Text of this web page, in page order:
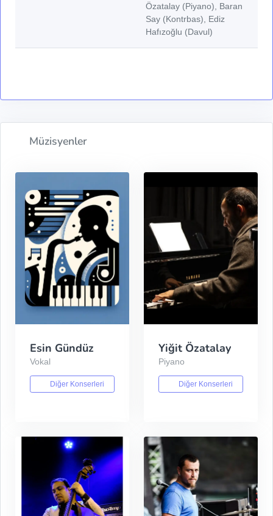
Özatalay (Piyano), Baran
Say (Kontrbas), Ediz
Hafızoğlu (Davul)
Müzisyenler
Esin Gündüz
Vokal
Diğer Konserleri
Yiğit Özatalay
Piyano
Diğer Konserleri